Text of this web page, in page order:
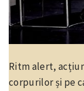
Ritm alert,
corpurilor și pe